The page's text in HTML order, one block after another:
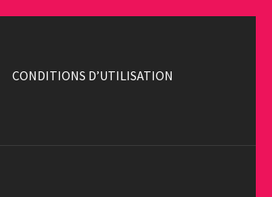
CONDITIONS D’UTILISATION